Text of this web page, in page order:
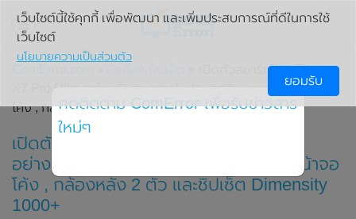
» เปิดตัวสมาร์ทโฟน Realme
X7 Pro Ultra อย่างเป็นทางการในประเทศจีน มาพร้อมหน้าจอ
โค้ง , กล้องหลัง 2 ตัว และชิปเซ็ต Dimensity 1000+
เปิดตัวสมาร์ทโฟน Realme X7 Pro Ultra
อย่างเป็นทางการในประเทศจีน มาพร้อมหน้าจอ
โค้ง , กล้องหลัง 2 ตัว และชิปเซ็ต Dimensity
1000+
เว็บไซต์นี้ใช้คุกกี้ เพื่อพัฒนา และเพิ่มประสบการณ์ที่ดีในการใช้
เว็บไซต์
นโยบายความเป็นส่วนตัว
ยอมรับ
กดติดตาม ComError เพื่อรับข่าวสาร
ใหม่ๆ